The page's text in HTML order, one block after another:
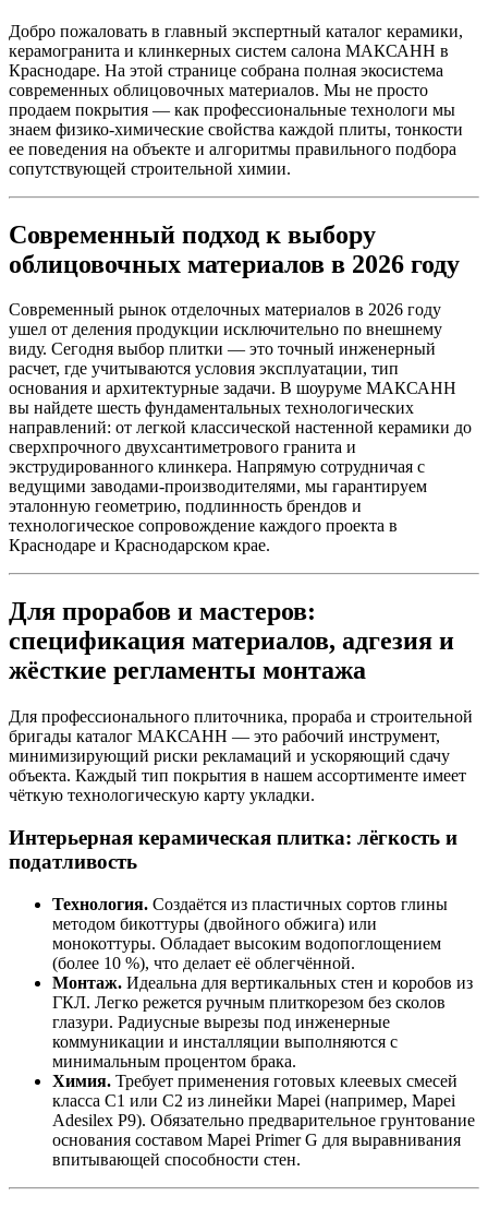
Добро пожаловать в главный экспертный каталог керамики,
керамогранита и клинкерных систем салона МАКСАНН в
Краснодаре. На этой странице собрана полная экосистема
современных облицовочных материалов. Мы не просто
продаем покрытия — как профессиональные технологи мы
знаем физико-химические свойства каждой плиты, тонкости
ее поведения на объекте и алгоритмы правильного подбора
сопутствующей строительной химии.
Современный подход к выбору
облицовочных материалов в 2026 году
Современный рынок отделочных материалов в 2026 году
ушел от деления продукции исключительно по внешнему
виду. Сегодня выбор плитки — это точный инженерный
расчет, где учитываются условия эксплуатации, тип
основания и архитектурные задачи. В шоуруме МАКСАНН
вы найдете шесть фундаментальных технологических
направлений: от легкой классической настенной керамики до
сверхпрочного двухсантиметрового гранита и
экструдированного клинкера. Напрямую сотрудничая с
ведущими заводами‑производителями, мы гарантируем
эталонную геометрию, подлинность брендов и
технологическое сопровождение каждого проекта в
Краснодаре и Краснодарском крае.
Для прорабов и мастеров:
спецификация материалов, адгезия и
жёсткие регламенты монтажа
Для профессионального плиточника, прораба и строительной
бригады каталог МАКСАНН — это рабочий инструмент,
минимизирующий риски рекламаций и ускоряющий сдачу
объекта. Каждый тип покрытия в нашем ассортименте имеет
чёткую технологическую карту укладки.
Интерьерная керамическая плитка: лёгкость и
податливость
Технология. Создаётся из пластичных сортов глины
методом бикоттуры (двойного обжига) или
монокоттуры. Обладает высоким водопоглощением
(более 10 %), что делает её облегчённой.
Монтаж. Идеальна для вертикальных стен и коробов из
ГКЛ. Легко режется ручным плиткорезом без сколов
глазури. Радиусные вырезы под инженерные
коммуникации и инсталляции выполняются с
минимальным процентом брака.
Химия. Требует применения готовых клеевых смесей
класса C1 или C2 из линейки Mapei (например, Mapei
Adesilex P9). Обязательно предварительное грунтование
основания составом Mapei Primer G для выравнивания
впитывающей способности стен.